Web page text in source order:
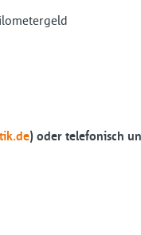
) oder telefonisch